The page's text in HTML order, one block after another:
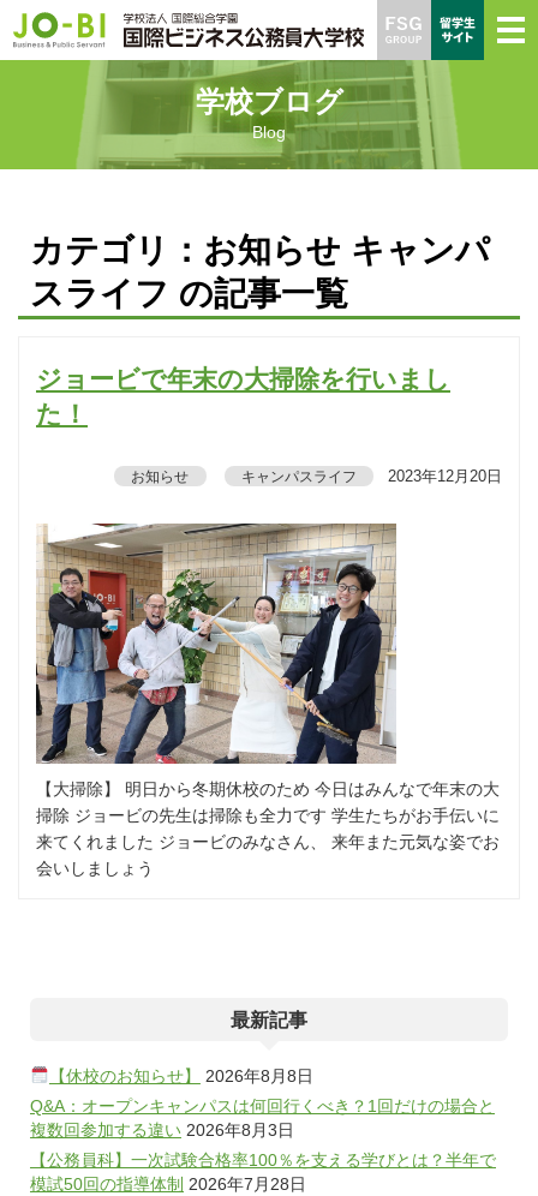
学校ブログ
Blog
カテゴリ：お知らせ キャンパ
スライフ の記事一覧
ジョービで年末の大掃除を行いまし
た！
お知らせ キャンパスライフ 2023年12月20日
【大掃除】 明日から冬期休校のため 今日はみんなで年末の大
掃除 ジョービの先生は掃除も全力です 学生たちがお手伝いに
来てくれました ジョービのみなさん、 来年また元気な姿でお
会いしましょう
最新記事
【休校のお知らせ】
2026年8月8日
Q&A：オープンキャンパスは何回行くべき？1回だけの場合と
複数回参加する違い 2026年8月3日
【公務員科】一次試験合格率100％を支える学びとは？半年で
模試50回の指導体制 2026年7月28日